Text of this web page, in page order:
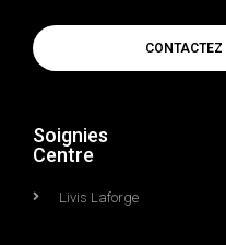
CONTACTEZ
Soignies
Centre
Livis Laforge